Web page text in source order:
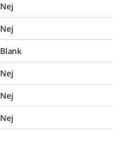
Nej
Nej
Blank
Nej
Nej
Nej